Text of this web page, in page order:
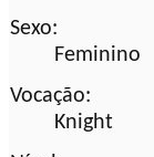
Sexo:
Feminino
Vocação:
Knight